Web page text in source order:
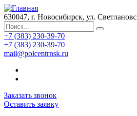
630047, г. Новосибирск, ул.
+7 (383) 230-39-70
+7 (383) 230-39-70
mail@polcentrnsk.ru
Заказать звонок
Оставить заявку